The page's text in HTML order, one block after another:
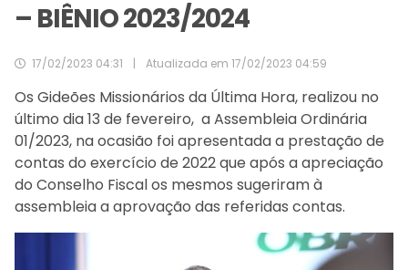
– BIÊNIO 2023/2024
17/02/2023 04:31 | Atualizada em 17/02/2023 04:59
Os Gideões Missionários da Última Hora, realizou no
último dia 13 de fevereiro, a Assembleia Ordinária
01/2023, na ocasião foi apresentada a prestação de
contas do exercício de 2022 que após a apreciação
do Conselho Fiscal os mesmos sugeriram à
assembleia a aprovação das referidas contas.